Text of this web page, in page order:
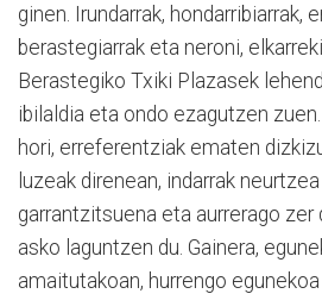
ginen. Irundarrak, hondarribiarrak,
berastegiarrak eta neroni,
Berastegiko Txiki Plazasek
ibilaldia eta ondo ezagutzen
hori, erreferentziak ematen
luzeak direnean, indarrak
garrantzitsuena eta aurrerago
asko laguntzen du. Gainera,
amaitutakoan, hurrengo